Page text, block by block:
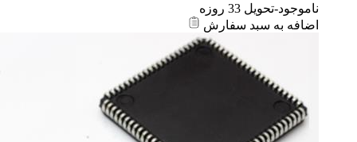
ناموجود-تحویل 33 روزه
اضافه به سبد سفارش